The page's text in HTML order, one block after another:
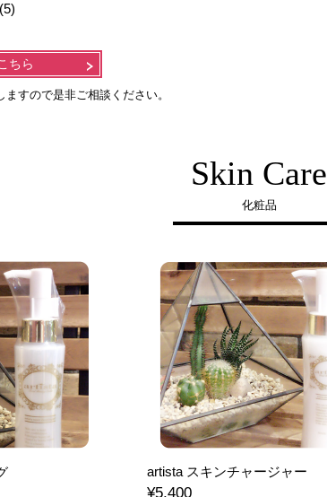
ちら
すので是非ご相談ください。
Skin Care
化粧品
artista スキンチャージャー
¥5,400